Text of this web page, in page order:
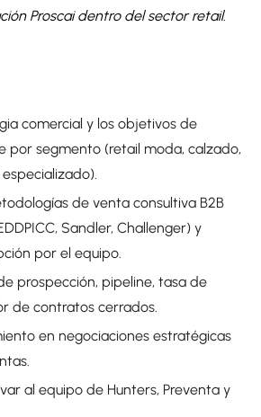
Proscai dentro del sector retail.
comercial y los objetivos de
por segmento (retail moda, calzado,
de venta consultiva B2B
Sandler, Challenger) y
por el equipo.
prospección, pipeline, tasa de
de contratos cerrados.
en negociaciones estratégicas
al equipo de Hunters, Preventa y